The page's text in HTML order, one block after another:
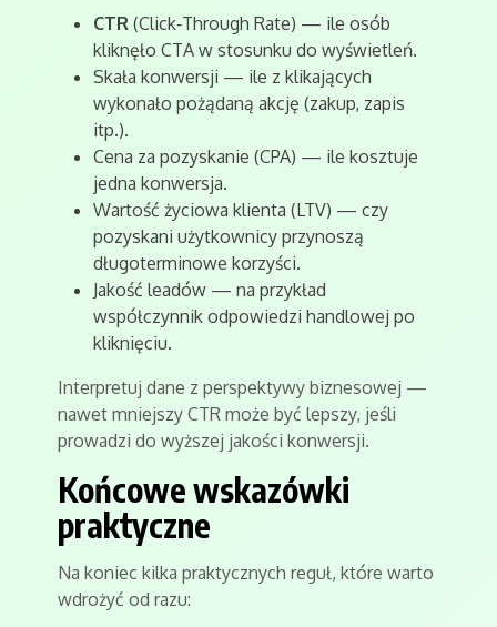
CTR (Click‑Through Rate) — ile osób
kliknęło CTA w stosunku do wyświetleń.
Skała konwersji — ile z klikających
wykonało pożądaną akcję (zakup, zapis
itp.).
Cena za pozyskanie (CPA) — ile kosztuje
jedna konwersja.
Wartość życiowa klienta (LTV) — czy
pozyskani użytkownicy przynoszą
długoterminowe korzyści.
Jakość leadów — na przykład
współczynnik odpowiedzi handlowej po
kliknięciu.
Interpretuj dane z perspektywy biznesowej —
nawet mniejszy CTR może być lepszy, jeśli
prowadzi do wyższej jakości konwersji.
Końcowe wskazówki
praktyczne
Na koniec kilka praktycznych reguł, które warto
wdrożyć od razu: